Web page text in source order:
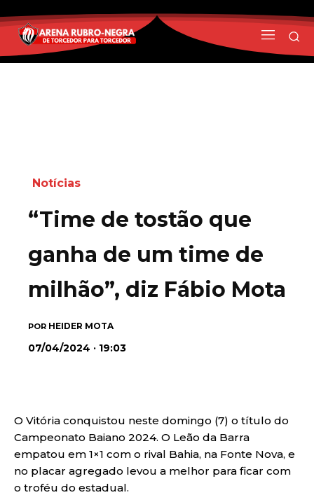
Notícias
“Time de tostão que
ganha de um time de
milhão”, diz Fábio Mota
POR HEIDER MOTA
07/04/2024 · 19:03
O Vitória conquistou neste domingo (7) o título do
Campeonato Baiano 2024. O Leão da Barra
empatou em 1×1 com o rival Bahia, na Fonte Nova, e
no placar agregado levou a melhor para ficar com
o troféu do estadual.